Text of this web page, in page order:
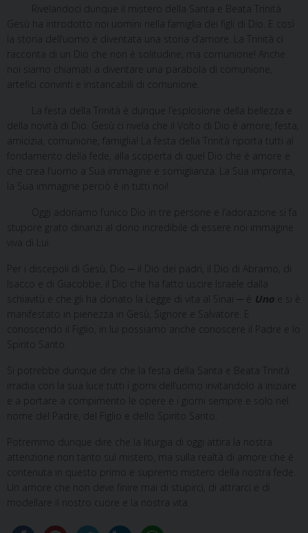
Rivelandoci dunque il mistero della Santa e Beata Trinità
Gesù ha introdotto noi uomini nella famiglia dei figli di Dio. E così
la storia dell’uomo è diventata una storia d’amore. La Trinità ci
racconta di un Dio che non è solitudine, ma comunione! Anche
noi siamo chiamati a diventare una parabola di comunione,
artefici convinti e instancabili di comunione.
La festa della Trinità è dunque l’esplosione della bellezza e
della novità di Dio. Gesù ci rivela che il Volto di Dio è amore, festa,
amicizia, comunione, famiglia! La festa della Trinità riporta tutti al
fondamento della fede, alla scoperta di quel Dio che è amore e
che crea l’uomo a Sua immagine e somiglianza. La Sua impronta,
la Sua immagine perciò è in tutti noi!
Oggi adoriamo l’unico Dio in tre persone e l’adorazione si fa
stupore grato dinanzi al dono incredibile di essere noi immagine
viva di Lui.
Per i discepoli di Gesù, Dio ─ il Dio dei padri, il Dio di Abramo, di
Isacco e di Giacobbe, il Dio che ha fatto uscire Israele dalla
schiavitù e che gli ha donato la Legge di vita al Sinai ─ è
Uno
manifestato in pienezza in Gesù, Signore e Salvatore. E
conoscendo il Figlio, in lui possiamo anche conoscere il Padre e lo
Spirito Santo.
Si potrebbe dunque dire che la festa della Santa e Beata Trinità
irradia con la sua luce tutti i giorni dell’uomo invitandolo a iniziare
e a portare a compimento le opere e i giorni sempre e solo nel
nome del Padre, del Figlio e dello Spirito Santo.
Potremmo dunque dire che la liturgia di oggi attira la nostra
attenzione non tanto sul mistero, ma sulla realtà di amore che è
contenuta in questo primo e supremo mistero della nostra fede.
Un amore che non deve finire mai di stupirci, di attrarci e di
modellare il nostro cuore e la nostra vita.